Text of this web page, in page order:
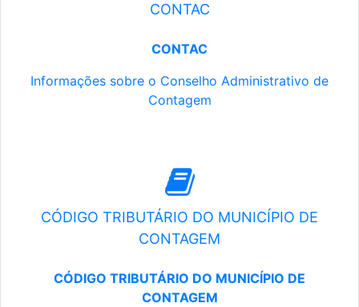
CONTAC
CONTAC
Informações sobre o Conselho Administrativo de
Contagem
CÓDIGO TRIBUTÁRIO DO MUNICÍPIO DE
CONTAGEM
CÓDIGO TRIBUTÁRIO DO MUNICÍPIO DE
CONTAGEM